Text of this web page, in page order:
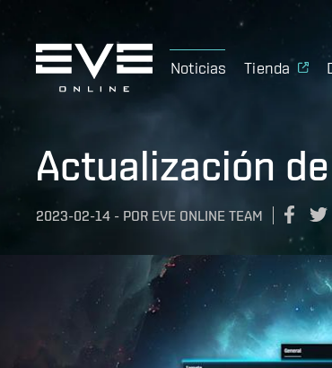
Noticias Tienda
Actualización
2023-02-14 - POR EVE ONLINE TEAM